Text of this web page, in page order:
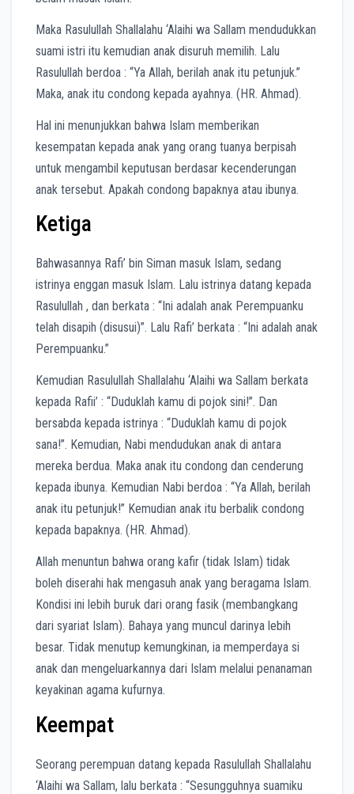
Maka Rasulullah Shallalahu ‘Alaihi wa Sallam mendudukkan
suami istri itu kemudian anak disuruh memilih. Lalu
Rasulullah berdoa : “Ya Allah, berilah anak itu petunjuk.”
Maka, anak itu condong kepada ayahnya. (HR. Ahmad).
Hal ini menunjukkan bahwa Islam memberikan
kesempatan kepada anak yang orang tuanya berpisah
untuk mengambil keputusan berdasar kecenderungan
anak tersebut. Apakah condong bapaknya atau ibunya.
Ketiga
Bahwasannya Rafi’ bin Siman masuk Islam, sedang
istrinya enggan masuk Islam. Lalu istrinya datang kepada
Rasulullah , dan berkata : “Ini adalah anak Perempuanku
telah disapih (disusui)”. Lalu Rafi’ berkata : “Ini adalah anak
Perempuanku.”
Kemudian Rasulullah Shallalahu ‘Alaihi wa Sallam berkata
kepada Rafii’ : “Duduklah kamu di pojok sini!”. Dan
bersabda kepada istrinya : “Duduklah kamu di pojok
sana!”. Kemudian, Nabi mendudukan anak di antara
mereka berdua. Maka anak itu condong dan cenderung
kepada ibunya. Kemudian Nabi berdoa : “Ya Allah, berilah
anak itu petunjuk!” Kemudian anak itu berbalik condong
kepada bapaknya. (HR. Ahmad).
Allah menuntun bahwa orang kafir (tidak Islam) tidak
boleh diserahi hak mengasuh anak yang beragama Islam.
Kondisi ini lebih buruk dari orang fasik (membangkang
dari syariat Islam). Bahaya yang muncul darinya lebih
besar. Tidak menutup kemungkinan, ia memperdaya si
anak dan mengeluarkannya dari Islam melalui penanaman
keyakinan agama kufurnya.
Keempat
Seorang perempuan datang kepada Rasulullah Shallalahu
‘Alaihi wa Sallam, lalu berkata : “Sesungguhnya suamiku